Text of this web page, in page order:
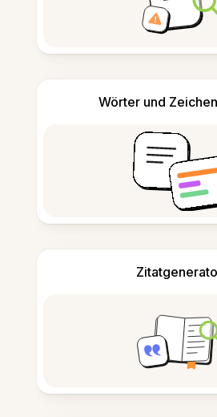
Wörter und